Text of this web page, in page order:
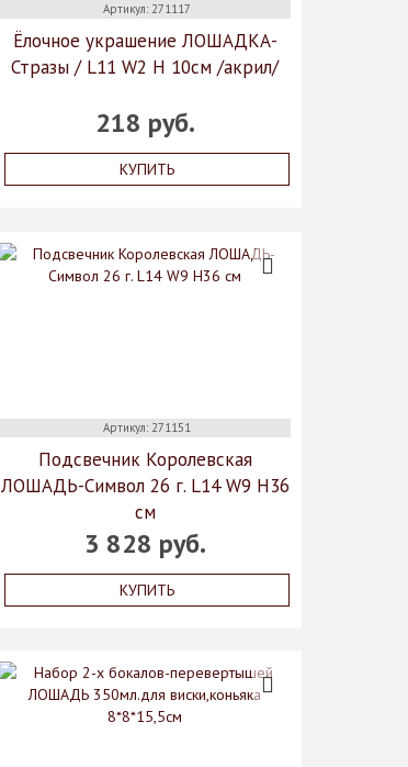
Артикул: 271117
Ёлочное украшение ЛОШАДКА-
Стразы / L11 W2 H 10см /акрил/
218 руб.
КУПИТЬ
Артикул: 271151
Подсвечник Королевская
ЛОШАДЬ-Символ 26 г. L14 W9 H36
см
3 828 руб.
КУПИТЬ